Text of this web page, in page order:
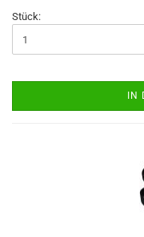
Stück:
IN